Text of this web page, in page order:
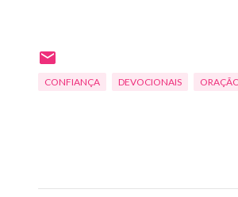
CONFIANÇA DEVOCIONAIS